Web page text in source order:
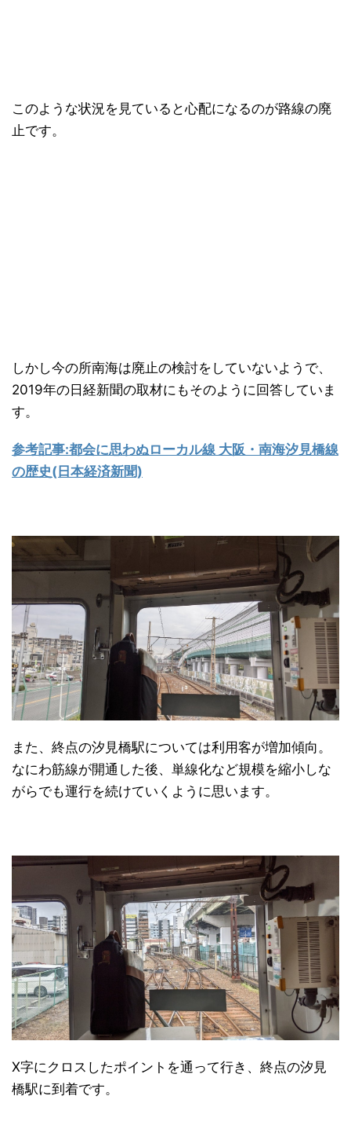
このような状況を見ていると心配になるのが路線の廃
止です。
しかし今の所南海は廃止の検討をしていないようで、
2019年の日経新聞の取材にもそのように回答していま
す。
参考記事:都会に思わぬローカル線 大阪・南海汐見橋線
の歴史(日本経済新聞)
また、終点の汐見橋駅については利用客が増加傾向。
なにわ筋線が開通した後、単線化など規模を縮小しな
がらでも運行を続けていくように思います。
X字にクロスしたポイントを通って行き、終点の汐見
橋駅に到着です。